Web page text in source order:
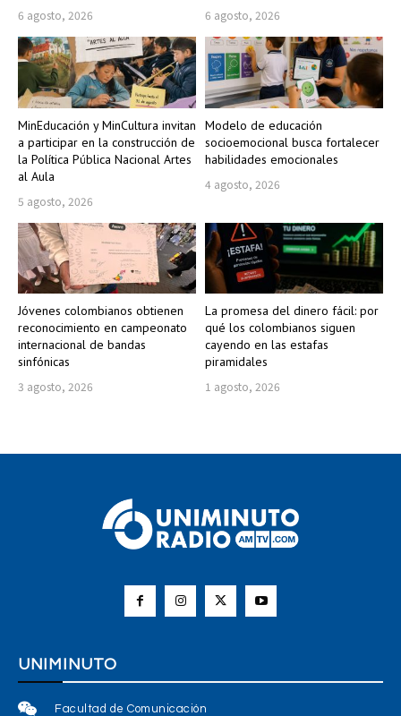
6 agosto, 2026 6 agosto, 2026
MinEducación y MinCultura invitan
a participar en la construcción de
la Política Pública Nacional Artes
al Aula
5 agosto, 2026
Modelo de educación
socioemocional busca fortalecer
habilidades emocionales
4 agosto, 2026
Jóvenes colombianos obtienen
reconocimiento en campeonato
internacional de bandas
sinfónicas
3 agosto, 2026
La promesa del dinero fácil: por
qué los colombianos siguen
cayendo en las estafas
piramidales
1 agosto, 2026
UNIMINUTO
Facultad de Comunicación